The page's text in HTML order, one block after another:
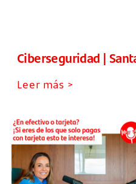
Ciberseguridad |
Leer más >